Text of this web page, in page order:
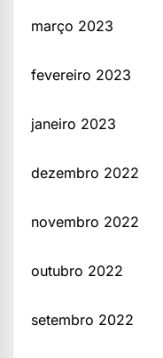
março 2023
fevereiro 2023
janeiro 2023
dezembro 2022
novembro 2022
outubro 2022
setembro 2022